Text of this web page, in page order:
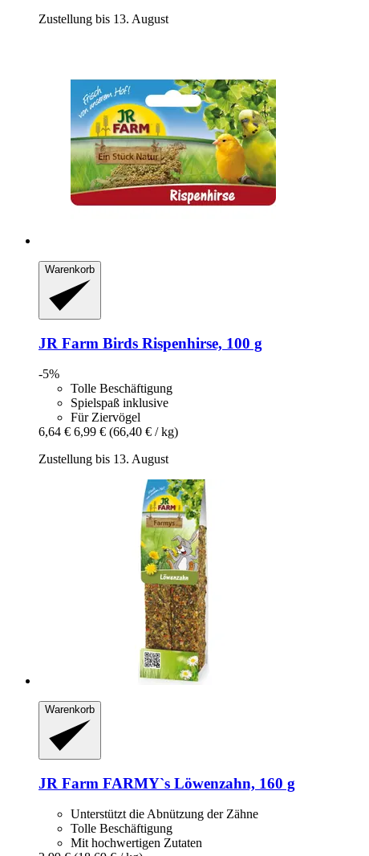
Zustellung bis 13. August
Warenkorb
JR Farm Birds Rispenhirse, 100 g
-5%
Tolle Beschäftigung
Spielspaß inklusive
Für Ziervögel
6,64 € 6,99 € (66,40 € / kg)
Zustellung bis 13. August
Warenkorb
JR Farm FARMY`s Löwenzahn, 160 g
Unterstützt die Abnützung der Zähne
Tolle Beschäftigung
Mit hochwertigen Zutaten